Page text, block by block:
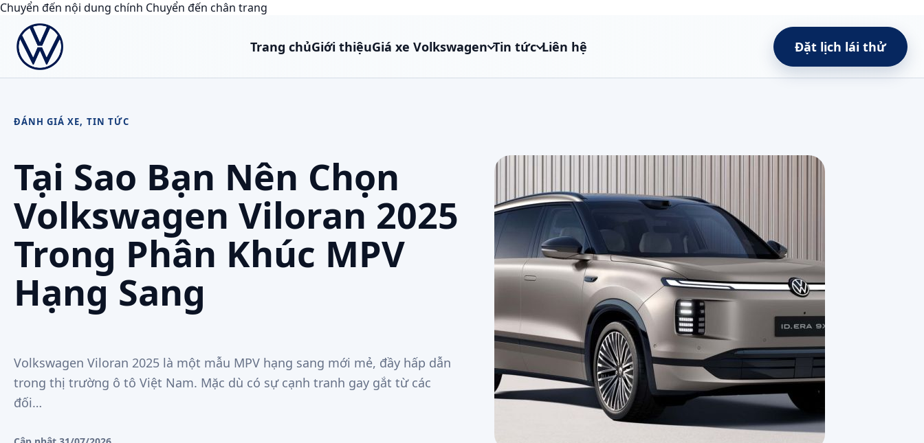
Chuyển đến nội dung chính Chuyển đến chân trang
Trang chủGiới thiệuGiá xe Volkswagen Tin tức Liên hệ Đặt lịch lái thử
ĐÁNH GIÁ XE, TIN TỨC
Tại Sao Bạn Nên Chọn
Volkswagen Viloran 2025
Trong Phân Khúc MPV
Hạng Sang
Volkswagen Viloran 2025 là một mẫu MPV hạng sang mới mẻ, đầy hấp dẫn
trong thị trường ô tô Việt Nam. Mặc dù có sự cạnh tranh gay gắt từ các
đối…